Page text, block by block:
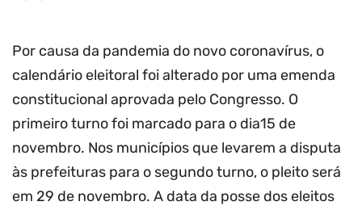
Por causa da pandemia do novo coronavírus, o
calendário eleitoral foi alterado por uma emenda
constitucional aprovada pelo Congresso. O
primeiro turno foi marcado para o dia15 de
novembro. Nos municípios que levarem a disputa
às prefeituras para o segundo turno, o pleito será
em 29 de novembro. A data da posse dos eleitos